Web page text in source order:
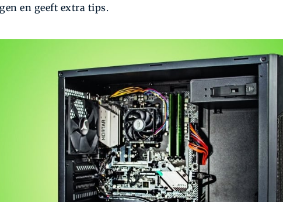
en geeft extra tips.